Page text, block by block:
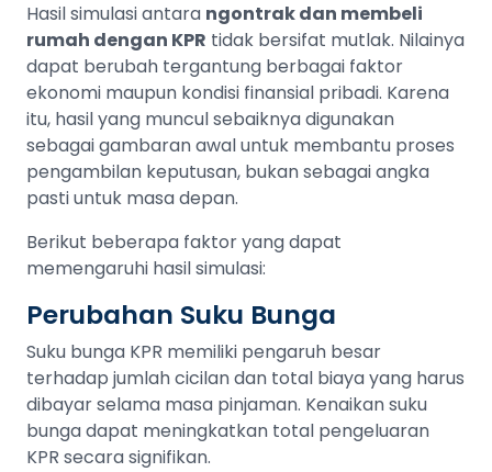
Hasil simulasi antara ngontrak dan membeli
rumah dengan KPR tidak bersifat mutlak. Nilainya
dapat berubah tergantung berbagai faktor
ekonomi maupun kondisi finansial pribadi. Karena
itu, hasil yang muncul sebaiknya digunakan
sebagai gambaran awal untuk membantu proses
pengambilan keputusan, bukan sebagai angka
pasti untuk masa depan.
Berikut beberapa faktor yang dapat
memengaruhi hasil simulasi:
Perubahan Suku Bunga
Suku bunga KPR memiliki pengaruh besar
terhadap jumlah cicilan dan total biaya yang harus
dibayar selama masa pinjaman. Kenaikan suku
bunga dapat meningkatkan total pengeluaran
KPR secara signifikan.